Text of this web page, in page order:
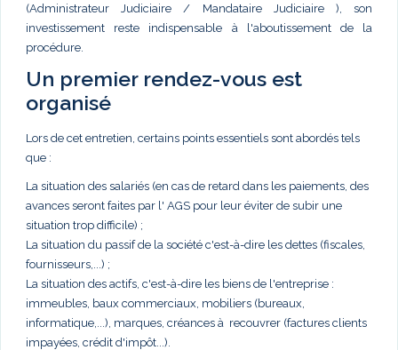
(Administrateur Judiciaire / Mandataire Judiciaire ), son
investissement reste indispensable à l'aboutissement de la
procédure.
Un premier rendez-vous est
organisé
Lors de cet entretien, certains points essentiels sont abordés tels
que :
La situation des salariés (en cas de retard dans les paiements, des
avances seront faites par l' AGS pour leur éviter de subir une
situation trop difficile) ;
La situation du passif de la société c'est-à-dire les dettes (fiscales,
fournisseurs,...) ;
La situation des actifs, c'est-à-dire les biens de l'entreprise :
immeubles, baux commerciaux, mobiliers (bureaux,
informatique,...), marques, créances à recouvrer (factures clients
impayées, crédit d'impôt...).